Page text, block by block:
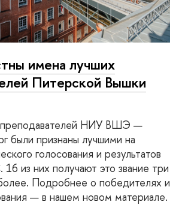
имена лучших
Питерской Вышки
преподавателей НИУ ВШЭ —
были признаны лучшими на
голосования и результатов
из них получают это звание три
Подробнее о победителях и
— в нашем новом материале.